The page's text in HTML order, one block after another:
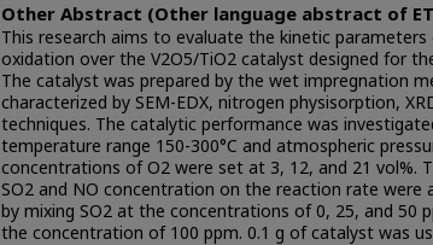
Other Abstract (Other language abstract of
This research aims to evaluate the kinetic
oxidation over the V2O5/TiO2 catalyst designed for
The catalyst was prepared by the wet impregnation
characterized by SEM-EDX, nitrogen physisorption,
techniques. The catalytic performance was
temperature range 150-300°C and atmospheric
concentrations of O2 were set at 3, 12, and 21 vol%.
SO2 and NO concentration on the reaction rate were
by mixing SO2 at the concentrations of 0, 25, and 50
the concentration of 100 ppm. 0.1 g of catalyst was